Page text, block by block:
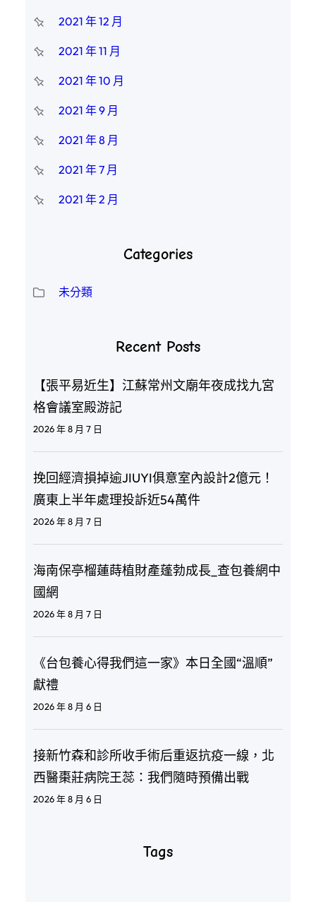
2021 年 12 月
2021 年 11 月
2021 年 10 月
2021 年 9 月
2021 年 8 月
2021 年 7 月
2021 年 2 月
Categories
未分類
Recent Posts
【張平易近生】江蘇常州文廟年夜成找九宮
格會議室殿游記
2026 年 8 月 7 日
挽回經濟損掉逾JIUYI俱意室內設計2億元！
廣東上半年處理投訴近54萬件
2026 年 8 月 7 日
海南保亭榴蓮蒔植財產蓬勃成長_查包養網中
國網
2026 年 8 月 7 日
《台包養心得我們這一家》本日全國“溫順”
獻禮
2026 年 8 月 6 日
接新竹森和診所收手術后重返抗疫一線，北
西醫棗莊病院王蕊：我們隨時預備出戰
2026 年 8 月 6 日
Tags